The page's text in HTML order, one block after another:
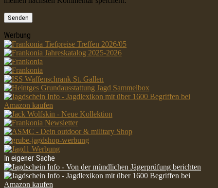
Werbung
In eigener Sache